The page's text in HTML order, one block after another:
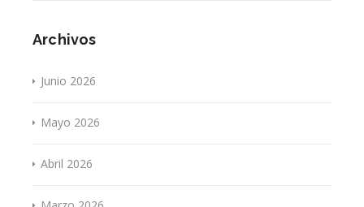
Archivos
Junio 2026
Mayo 2026
Abril 2026